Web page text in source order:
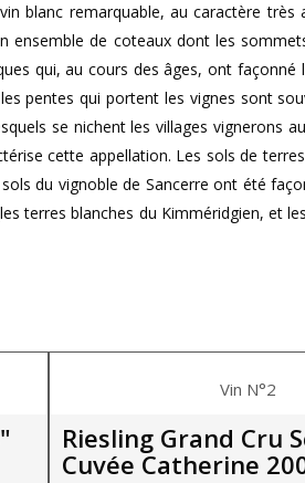
blanc remarquable, au caractère
ensemble de coteaux dont les
qui, au cours des âges, ont
pentes qui portent les vignes sont
se nichent les villages vignerons
cette appellation. Les sols de
du vignoble de Sancerre ont été
terres blanches du Kimméridgien,
Vin N°2
Riesling Grand Cru
Cuvée Catherine